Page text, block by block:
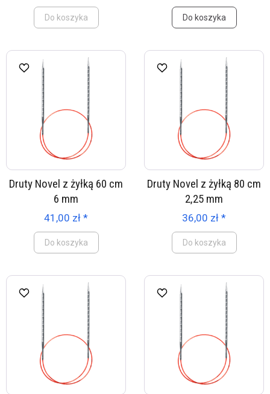
Do koszyka Do koszyka
Druty Novel z żyłką 60 cm
6 mm
41,00 zł *
Do koszyka
Druty Novel z żyłką 80 cm
2,25 mm
36,00 zł *
Do koszyka